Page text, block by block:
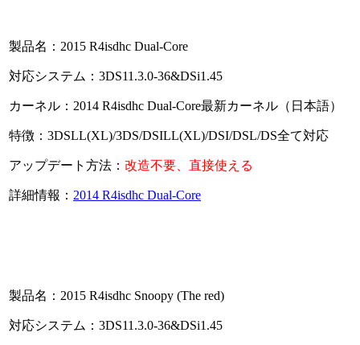
製品名：2015 R4isdhc Dual-Core
対応システム：3DS11.3.0-36&DSi1.45
カーネル：2014 R4isdhc Dual-Core最新カーネル（日本語）
特徴：3DSLL(XL)/3DS/DSILL(XL)/DSI/DSL/DS全て対応
アップデート方法： 改造不要、直接使える
詳細情報： 2014 R4isdhc Dual-Core
製品名：2015 R4isdhc Snoopy (The red)
対応システム：3DS11.3.0-36&DSi1.45